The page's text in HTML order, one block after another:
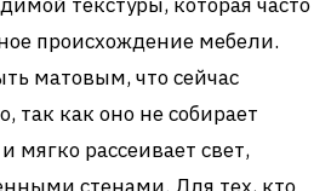
происхождение мебели.
матовым, что сейчас
так как оно не собирает
мягко рассеивает свет,